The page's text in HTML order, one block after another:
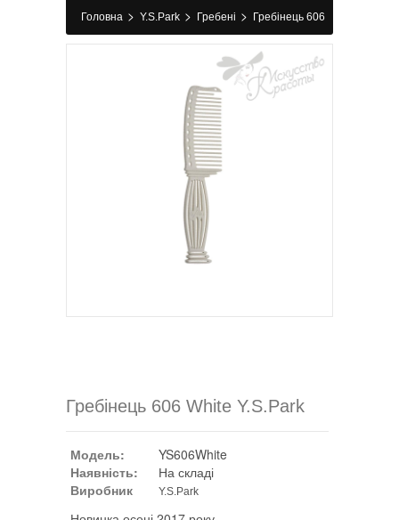
Головна > Y.S.Park > Гребені > Гребінець 606
White Y.S.Park
Гребінець 606 White Y.S.Park
Модель:
YS606White
Наявність:
На складі
Виробник
Y.S.Park